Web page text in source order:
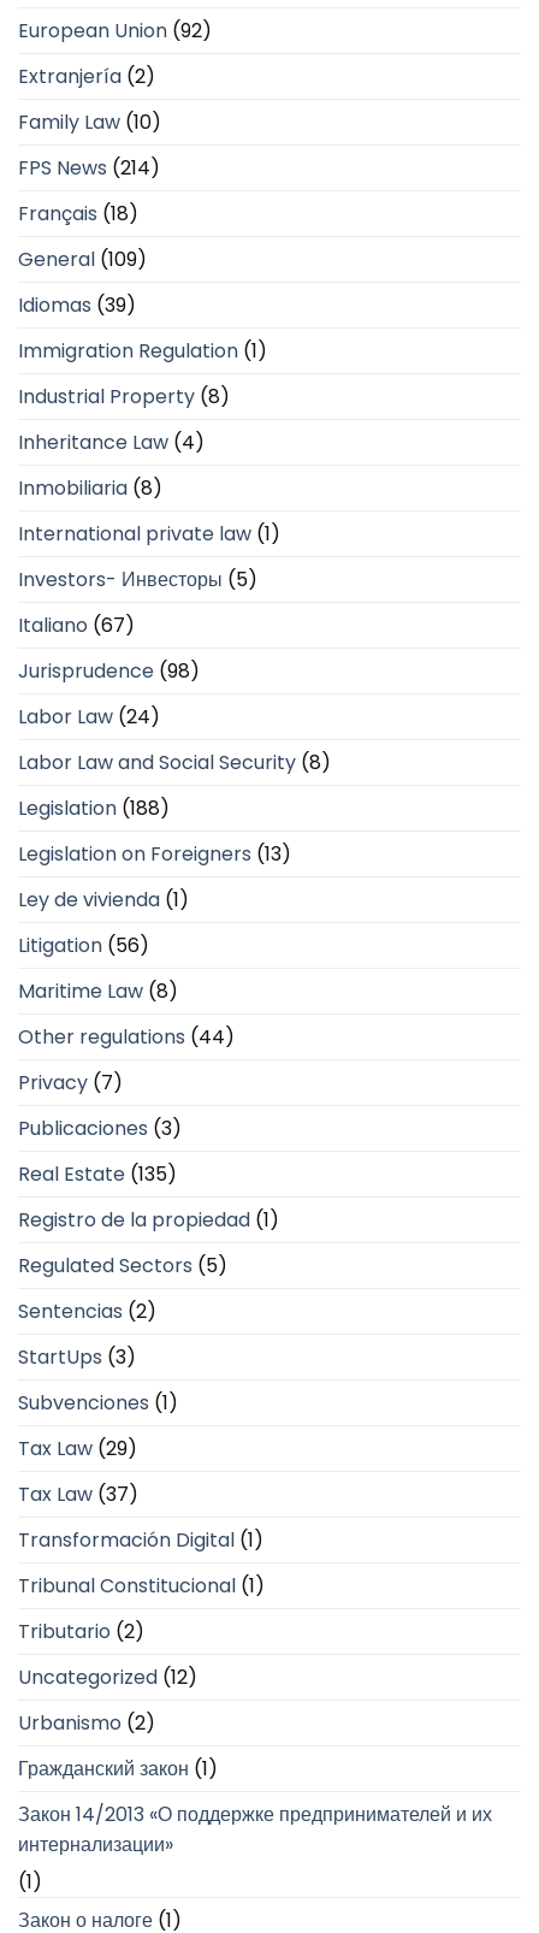
European Union (92)
Extranjería (2)
Family Law (10)
FPS News (214)
Français (18)
General (109)
Idiomas (39)
Immigration Regulation (1)
Industrial Property (8)
Inheritance Law (4)
Inmobiliaria (8)
International private law (1)
Investors- Инвесторы (5)
Italiano (67)
Jurisprudence (98)
Labor Law (24)
Labor Law and Social Security (8)
Legislation (188)
Legislation on Foreigners (13)
Ley de vivienda (1)
Litigation (56)
Maritime Law (8)
Other regulations (44)
Privacy (7)
Publicaciones (3)
Real Estate (135)
Registro de la propiedad (1)
Regulated Sectors (5)
Sentencias (2)
StartUps (3)
Subvenciones (1)
Tax Law (29)
Tax Law (37)
Transformación Digital (1)
Tribunal Constitucional (1)
Tributario (2)
Uncategorized (12)
Urbanismo (2)
Гражданский закон (1)
Закон 14/2013 «О поддержке предпринимателей и их
интернализации»
(1)
Закон о налоге (1)